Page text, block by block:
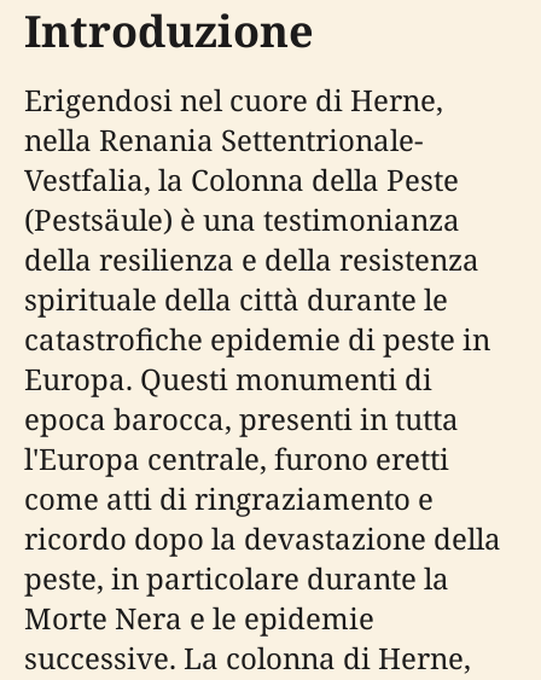
Introduzione
Erigendosi nel cuore di Herne,
nella Renania Settentrionale-
Vestfalia, la Colonna della Peste
(Pestsäule) è una testimonianza
della resilienza e della resistenza
spirituale della città durante le
catastrofiche epidemie di peste in
Europa. Questi monumenti di
epoca barocca, presenti in tutta
l'Europa centrale, furono eretti
come atti di ringraziamento e
ricordo dopo la devastazione della
peste, in particolare durante la
Morte Nera e le epidemie
successive. La colonna di Herne,